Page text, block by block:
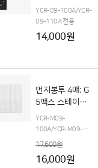
가)
YCR-09-100A/YCR-
09-110A 전용
14,000원
먼지봉투 4매: G
5맥스 스테이션
전용(G5 호환불
가)
YCR-M09-
100A/YCR-M09-
110A 전용
17,600원
16,000원